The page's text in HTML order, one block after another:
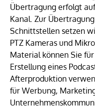
Übertragung erfolgt
Kanal. Zur
Schnittstellen setzen
PTZ Kameras und
Material können Sie
Erstellung eines
Afterproduktion
für Werbung,